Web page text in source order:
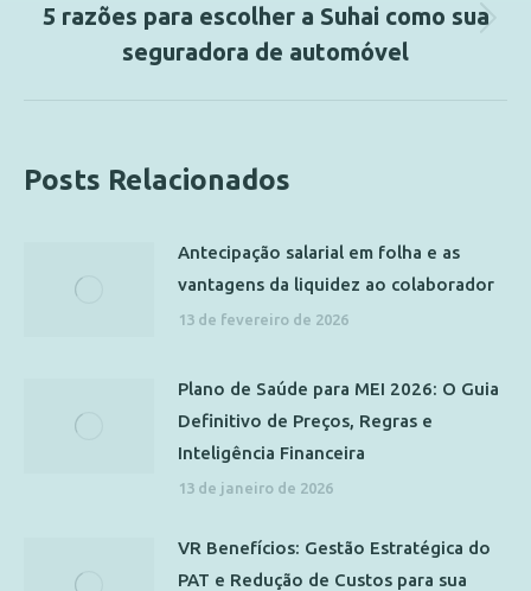
5 razões para escolher a Suhai como sua
seguradora de automóvel
Posts Relacionados
Antecipação salarial em folha e as
vantagens da liquidez ao colaborador
13 de fevereiro de 2026
Plano de Saúde para MEI 2026: O Guia
Definitivo de Preços, Regras e
Inteligência Financeira
13 de janeiro de 2026
VR Benefícios: Gestão Estratégica do
PAT e Redução de Custos para sua